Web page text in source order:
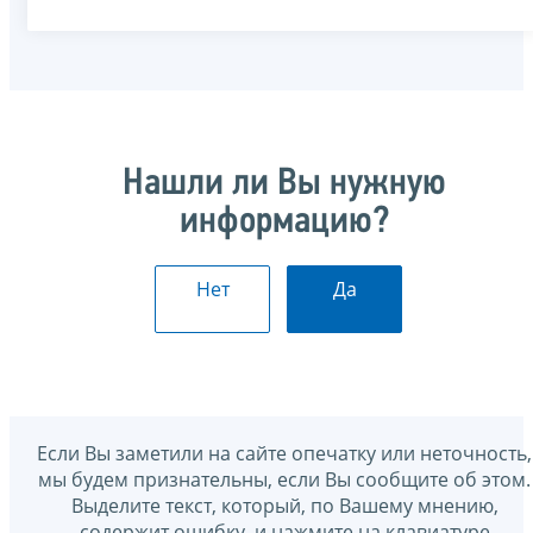
Нашли ли Вы нужную
информацию?
Нет Да
Если Вы заметили на сайте опечатку или неточность,
мы будем признательны, если Вы сообщите об этом.
Выделите текст, который, по Вашему мнению,